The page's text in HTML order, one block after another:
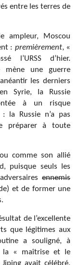
entre les terres de
ampleur, Moscou
: premièrement, «
l’URSS d’hier.
mène une guerre
les derniers
Syrie, la Russie
à un risque
: la Russie n’a pas
préparer à toute
comme son allié
puisque seuls les
ennemis
et de former une
de l’excellente
que légitimes aux
a souligné, à
la « maîtrise et le
avait célébré,